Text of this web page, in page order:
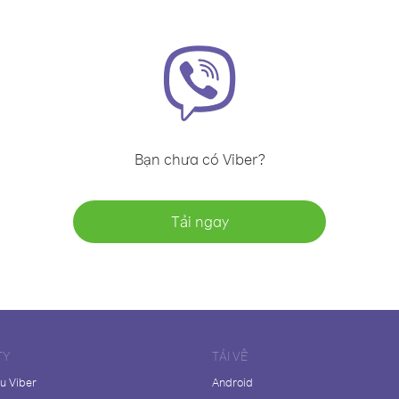
Bạn chưa có Viber?
Tải ngay
Viber
TẢI VỀ
Android